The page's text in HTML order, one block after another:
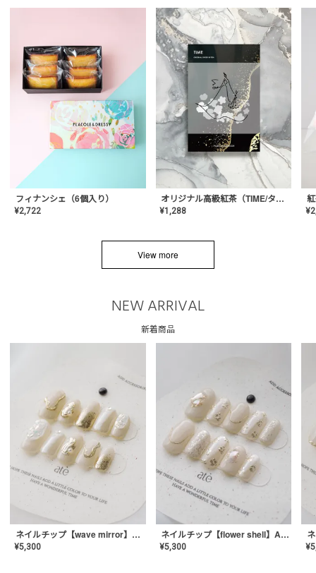
フィナンシェ（6個入り）
¥2,722
オリジナル高級紅茶（TIME/タイム）【ギフト/プチギフト/プレゼント/内祝い/結婚式/オリジナル配合/高品質/ハーブティー/茶葉/記念日/お返し/手土産/美容/おしゃれ】
¥1,288 ¥
View more
NEW ARRIVAL
新着商品
ネイルチップ【wave mirror】AE-CONA-04
¥5,300
ネイルチップ【flower shell】AE-CONA-03
¥5,300 ¥